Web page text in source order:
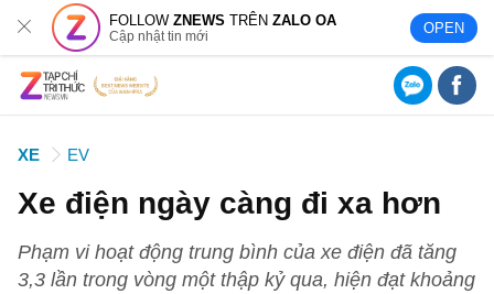
FOLLOWZNEWS TRÊNZALO OA
Cập nhật tin mới OPEN
XE EV
Xe điện ngày càng đi xa hơn
Phạm vi hoạt động trung bình của xe điện đã tăng
3,3 lần trong vòng một thập kỷ qua, hiện đạt khoảng